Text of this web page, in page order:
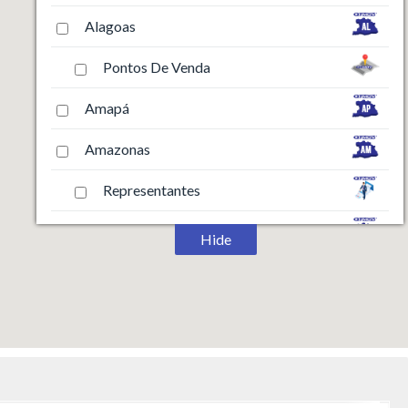
Alagoas
Pontos De Venda
Amapá
Amazonas
Representantes
Bahia Hide